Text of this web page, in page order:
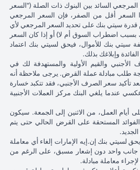
102,125.85 دولار
100,083.33 دولار
(10,508,750/105
ين ياباني)
107.10
ين ياباني)
السائد بين البنوك ذات الصلة ("السعر
السعر أقل من الصفر، فإن السعر المرجعي
قدرة سيتي بنك على تحديد السعر المرجعي لأي
اضطراب السوق أم لا) أو إذا كان السعر
سيتي بنك للأموال، فيحق لسيتي بنك اعتماد
وإبلاغك بذلك.
والقيم الأولية والمستهدفة لك في
طلب مبادلة عملة القرض. يرجى ملاحظة أنه
تأكيد سعر الصرف الأجنبي، فقد تتكبد خسارة
عندما يلغي البنك مركز العملات الأجنبية
أيام العمل، من الاثنين إلى الجمعة. سيكون
المستحقة على القرض الحالي حتى يتم
لسيتي بنك إن.إيه الإمارات إلغاء أي معاملة
جانب واحد دون إشعار مسبق، على الرغم من
معاملة مبادلة.